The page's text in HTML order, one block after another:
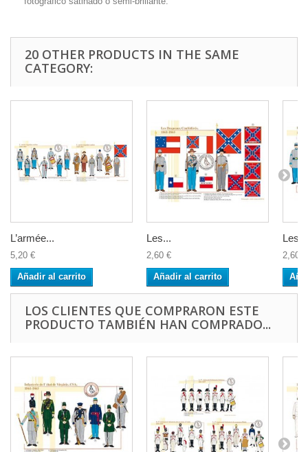
20 OTHER PRODUCTS IN THE SAME
CATEGORY:
L’armée...
5,20 €
Añadir al carrito
Les...
2,60 €
Añadir al carrito
Les
2,60 €
LOS CLIENTES QUE COMPRARON ESTE
PRODUCTO TAMBIÉN HAN COMPRADO...